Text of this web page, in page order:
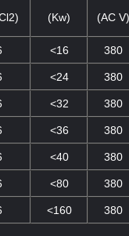
(Kw) (AC V)
<16 380
<24 380
<32 380
<36 380
<40 380
<80 380
<160 380